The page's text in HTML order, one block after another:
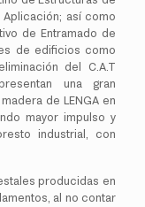
Aplicación; así como
de Entramado de
de edificios como
del C.A.T
una gran
de LENGA en
mayor impulso y
industrial, con
producidas en
al no contar